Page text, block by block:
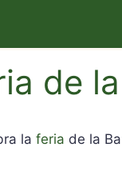
de
la feria de la